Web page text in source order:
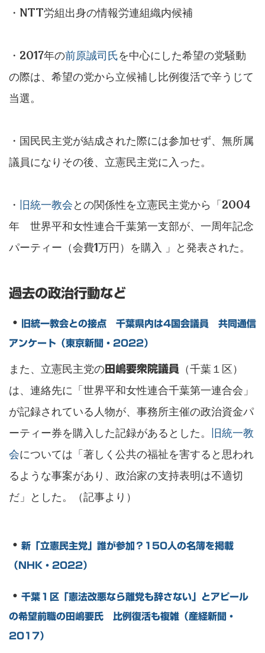
・NTT労組出身の情報労連組織内候補
・2017年の前原誠司氏を中心にした希望の党騒動
の際は、希望の党から立候補し比例復活で辛うじて
当選。
・国民民主党が結成された際には参加せず、無所属
議員になりその後、立憲民主党に入った。
・ 旧統一教会との関係性を立憲民主党から「2004
年 世界平和女性連合千葉第一支部が、一周年記念
パーティー（会費1万円）を購入 」と発表された。
過去の政治行動など
・ 旧統一教会との接点 千葉県内は4国会議員 共同通信
アンケート（東京新聞・2022）
また、立憲民主党の田嶋要衆院議員
（千葉１区）
は、連絡先に「世界平和女性連合千葉第一連合会」
が記録されている人物が、事務所主催の政治資金パ
ーティー券を購入した記録があるとした。 旧統一教
会については「著しく公共の福祉を害すると思われ
るような事案があり、政治家の支持表明は不適切
だ」とした。（記事より）
・ 新「立憲民主党」誰が参加？150人の名簿を掲載
（NHK・2022）
・ 千葉１区「憲法改悪なら離党も辞さない」とアピール
の希望前職の田嶋要氏 比例復活も複雑（産経新聞・
2017）